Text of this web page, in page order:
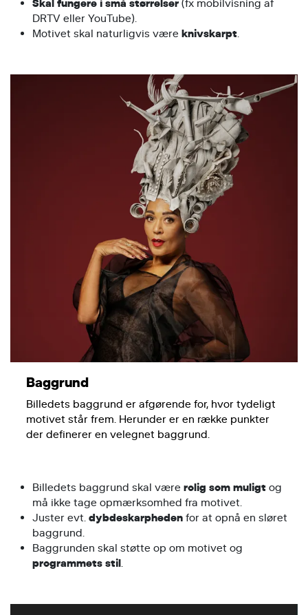
Skal fungere i små størrelser (fx mobilvisning af
DRTV eller YouTube).
Motivet skal naturligvis være knivskarpt.
Baggrund
Billedets baggrund er afgørende for, hvor tydeligt
motivet står frem. Herunder er en række punkter
der definerer en velegnet baggrund.
Billedets baggrund skal være rolig som muligt og
må ikke tage opmærksomhed fra motivet.
Juster evt. dybdeskarpheden for at opnå en sløret
baggrund.
Baggrunden skal støtte op om motivet og
programmets stil.